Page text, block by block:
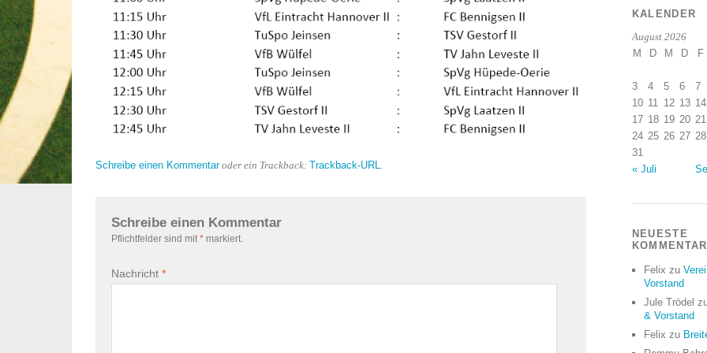
Schreibe einen Kommentaroder ein Trackback: Trackback-URL
Schreibe einen Kommentar
Pflichtfelder sind mit * markiert.
Nachricht *
KALENDER
August 2026
M D M D F
3 4 5 6
7
10 11 12 13 14
17 18 19 20 21
24 25 26 27 28
31
« Juli
NEUESTE
Felix zu
Vorstand
Jule Trödel
& Vorstand
Felix zu